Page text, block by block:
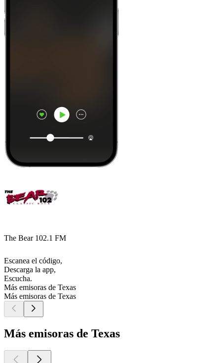
The Bear 102.1 FM
Escanea el código,
Descarga la app,
Escucha.
Más emisoras de Texas
Más emisoras de Texas
Más emisoras de Texas